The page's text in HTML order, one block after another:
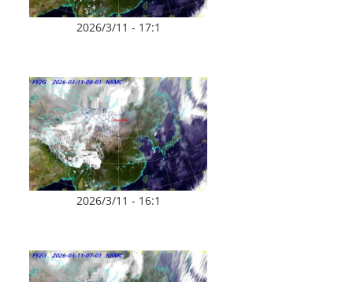
2026/3/11 - 17:1
2026/3/11 - 16:1